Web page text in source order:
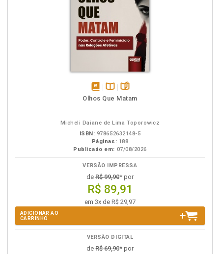
disponívelDisponível
páginas
Olhos Que Matam
Micheli Daiane de Lima Toporowicz
ISBN: 978652632148-5
Páginas: 188
Publicado em: 07/08/2026
VERSÃO IMPRESSA
de R$ 99,90* por
R$ 89,91
em 3x de R$ 29,97
ADICIONAR AO
CARRINHO
VERSÃO DIGITAL
de R$ 69,90* por